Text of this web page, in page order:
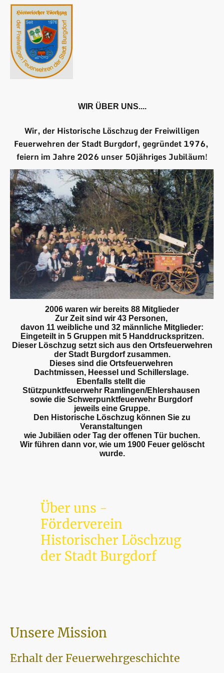
WIR ÜBER UNS....
Wir, der Historische Löschzug der Freiwilligen
Feuerwehren der Stadt Burgdorf, gegründet 1976,
feiern im Jahre 2026 unser 50jähriges Jubiläum!
2006 waren wir bereits 88 Mitglieder
Zur Zeit sind wir 43 Personen,
davon 11 weibliche und 32 männliche Mitglieder:
Eingeteilt in 5 Gruppen mit 5 Handdruckspritzen.
Dieser Löschzug setzt sich aus den Ortsfeuerwehren
der Stadt Burgdorf zusammen.
Dieses sind die Ortsfeuerwehren
Dachtmissen, Heessel und Schillerslage.
Ebenfalls stellt die
Stützpunktfeuerwehr Ramlingen/Ehlershausen
sowie die Schwerpunktfeuerwehr Burgdorf
jeweils eine Gruppe.
Den Historische Löschzug können Sie zu
Veranstaltungen
wie Jubiläen oder Tag der offenen Tür buchen.
Wir führen dann vor, wie um 1900 Feuer gelöscht
wurde.
Über uns -
Förderverein
Historischer Löschzug
der Stadt Burgdorf
Unsere Mission
Erhalt der Feuerwehrgeschichte